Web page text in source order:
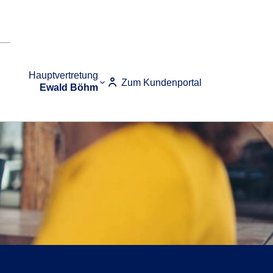
Hauptvertretung
Ewald Böhm
Zum Kundenportal